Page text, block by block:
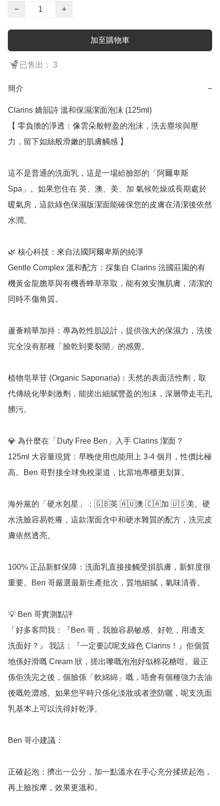
−
+
加至購物車
已售出： 3
簡介 −
Clarins 嬌韻詩 溫和保濕潔面泡沫 (125ml)
【 零負擔的淨透：像雲朵般輕盈的泡沫，洗去塵埃與壓
力，留下如絲般滑嫩的肌膚觸感 】
這不是普通的洗面乳，這是一場給臉部的「阿爾卑斯
Spa」。如果您住在 英、澳、美、加 氣候乾燥或長期處於
暖氣房，這款綠色保濕版潔面能確保您的皮膚在清潔後依然
水潤。
🌿 核心科技：來自法國阿爾卑斯的純淨
Gentle Complex 溫和配方：採集自 Clarins 法國莊園的有
機黃金龍膽草與有機香蜂草萃取，能有效安撫肌膚，清潔的
同時不傷角質。
蘆薈精華加持：專為乾性肌設計，提供強大的保濕力，洗後
完全沒有那種「臉乾到要裂開」的感覺。
植物皂草苷 (Organic Saponaria)：天然的表面活性劑，取
代傳統化學刺激劑，能搓出細膩豐盈的泡沫，深層帶走毛孔
髒污。
💎 為什麼在「Duty Free Ben」入手 Clarins 潔面？
125ml 大容量現貨：早晚使用也能用上 3-4 個月，性價比極
高。Ben 哥對接全球免稅渠道，比當地專櫃更划算。
海外黨的「硬水剋星」：🇬🇧英 🇦🇺澳 🇨🇦加 🇺🇸美。硬
水洗臉容易乾癢，這款潔面含中和硬水雜質的配方，洗完皮
膚依然透亮。
100% 正品新鮮保障：洗面乳直接接觸受損肌膚，新鮮度很
重要。Ben 哥嚴選最新生產批次，質地細膩，氣味清香。
💡 Ben 哥實測點評
「好多客問我：『Ben 哥，我臉容易敏感、好乾，用邊支
洗面好？』 我話：『一定要試呢支綠色 Clarins！』佢個質
地係好滑嘅 Cream 狀，搓出嚟嘅泡泡好似棉花糖咁。最正
係佢洗完之後，個臉係「軟綿綿」嘅，唔會有個種強力去油
後嘅乾澀感。如果您平時只係化淡妝或者塗防曬，呢支洗面
乳基本上可以洗得好乾淨。
Ben 哥小建議：
正確起泡：擠出一公分，加一點溫水在手心充分揉搓起泡，
再上臉按摩，效果更溫和。